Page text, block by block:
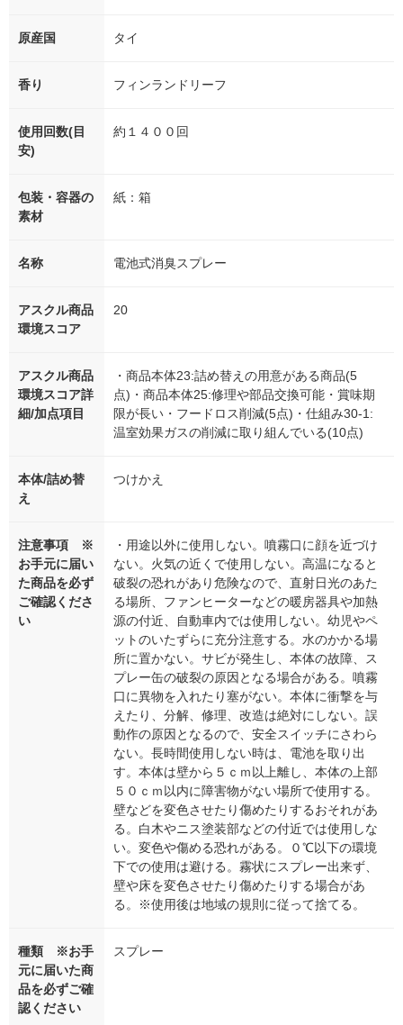
原産国 タイ
香り フィンランドリーフ
使用回数(目
安)
約１４００回
包装・容器の
素材
紙：箱
名称 電池式消臭スプレー
アスクル商品
環境スコア
20
アスクル商品
環境スコア詳
細/加点項目
・商品本体23:詰め替えの用意がある商品(5
点)・商品本体25:修理や部品交換可能・賞味期
限が長い・フードロス削減(5点)・仕組み30-1:
温室効果ガスの削減に取り組んでいる(10点)
本体/詰め替
え
つけかえ
注意事項 ※
お手元に届い
た商品を必ず
ご確認くださ
い
・用途以外に使用しない。噴霧口に顔を近づけ
ない。火気の近くで使用しない。高温になると
破裂の恐れがあり危険なので、直射日光のあた
る場所、ファンヒーターなどの暖房器具や加熱
源の付近、自動車内では使用しない。幼児やペ
ットのいたずらに充分注意する。水のかかる場
所に置かない。サビが発生し、本体の故障、ス
プレー缶の破裂の原因となる場合がある。噴霧
口に異物を入れたり塞がない。本体に衝撃を与
えたり、分解、修理、改造は絶対にしない。誤
動作の原因となるので、安全スイッチにさわら
ない。長時間使用しない時は、電池を取り出
す。本体は壁から５ｃｍ以上離し、本体の上部
５０ｃｍ以内に障害物がない場所で使用する。
壁などを変色させたり傷めたりするおそれがあ
る。白木やニス塗装部などの付近では使用しな
い。変色や傷める恐れがある。０℃以下の環境
下での使用は避ける。霧状にスプレー出来ず、
壁や床を変色させたり傷めたりする場合があ
る。※使用後は地域の規則に従って捨てる。
種類 ※お手
元に届いた商
品を必ずご確
認ください
スプレー